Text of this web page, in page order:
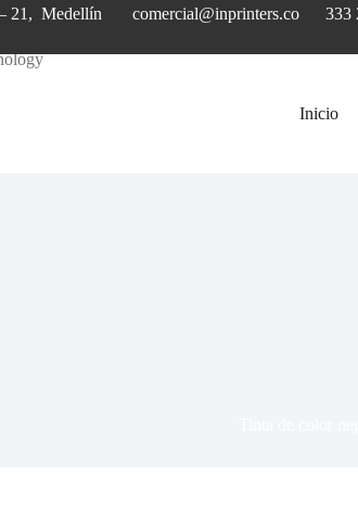
21, Medellín comercial@inprinters.co 333
Inicio